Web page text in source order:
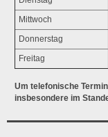
Mittwoch
Donnerstag
Freitag
Um telefonische
insbesondere im